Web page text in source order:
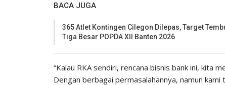
BACA JUGA
365 Atlet Kontingen Cilegon Dilepas, Target
Tiga Besar POPDA XII Banten 2026
“Kalau RKA sendiri, rencana bisnis bank ini, kita
Dengan berbagai permasalahannya, namun